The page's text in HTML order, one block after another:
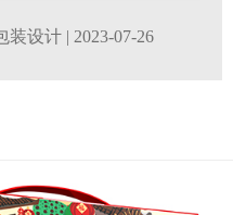
装设计| 2023-07-26